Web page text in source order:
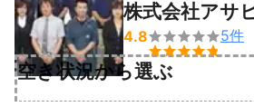
株式会社アサ
4.8

5件
空き状況から選ぶ